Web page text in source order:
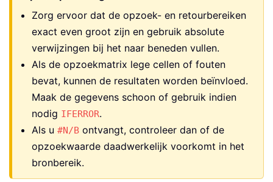
Zorg ervoor dat de opzoek- en retourbereiken
exact even groot zijn en gebruik absolute
verwijzingen bij het naar beneden vullen.
Als de opzoekmatrix lege cellen of fouten
bevat, kunnen de resultaten worden beïnvloed.
Maak de gegevens schoon of gebruik indien
nodig IFERROR.
Als u #N/B ontvangt, controleer dan of de
opzoekwaarde daadwerkelijk voorkomt in het
bronbereik.